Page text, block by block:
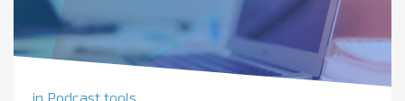
in Podcast tools